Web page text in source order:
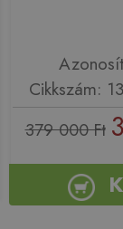
Cikkszám:
379 000 Ft